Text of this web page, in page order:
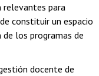
relevantes para
constituir un espacio
de los programas de
docente de